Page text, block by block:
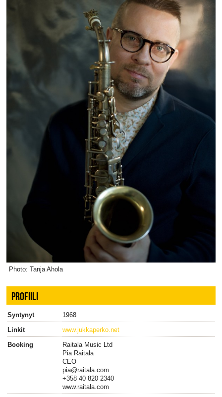
Photo: Tanja Ahola
PROFIILI
Syntynyt
1968
Linkit
www.jukkaperko.net
Booking
Raitala Music Ltd
Pia Raitala
CEO
pia@raitala.com
+358 40 820 2340
www.raitala.com